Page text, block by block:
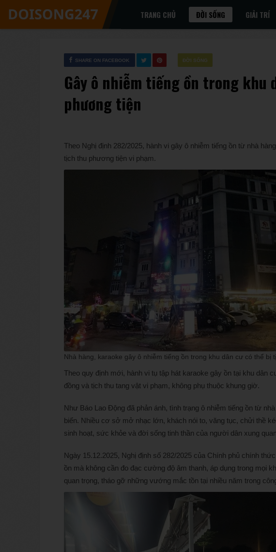
TRANG CHỦ ĐỜI SỐNG GIẢI TRÍ
ĐỜI SỐNG
SHARE ON FACEBOOK
Gây ô nhiễm tiếng ồn trong
phương tiện
Theo Nghị định 282/2025, hành vi gây ô nhiễm tiếng ồn từ nhà
tịch thu phương tiện vi phạm.
Nhà hàng, karaoke gây ô nhiễm tiếng ồn trong khu dân cư có thể bị
Theo quy định mới, hành vi tụ tập hát karaoke gây ồn tại khu dân
đồng và tịch thu tang vật vi phạm, không phụ thuộc khung giờ.
Như Báo Lao Động đã phản ánh, tình trạng ô nhiễm tiếng ồn từ
biến. Nhiều cơ sở mở nhạc lớn, khách nói to, văng tục, chửi thề
sinh hoạt, sức khỏe và đời sống tinh thần của người dân xung
Ngày 15.12.2025, Nghị định số 282/2025 của Chính phủ chính
ồn mà không cần đo đạc cường độ âm thanh, áp dụng trong mọi
quan trọng, tháo gỡ những vướng mắc tồn tại nhiều năm trong